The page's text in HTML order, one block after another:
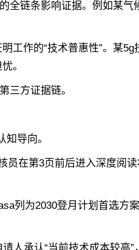
链条影响证据。例如某气
作的“技术普惠性”。某5g
。
方证据链。
导向‌。
在第3页前后进入深度阅读
列为2030登月计划首选方